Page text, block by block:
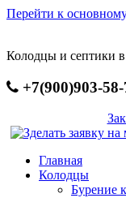
Перейти к
Колодцы и септики
+7(900)903-58-
Главная
Колодцы
Бурение